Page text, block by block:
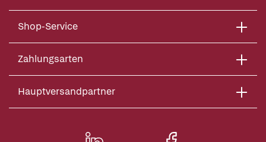
Shop-Service
Zahlungsarten
Hauptversandpartner